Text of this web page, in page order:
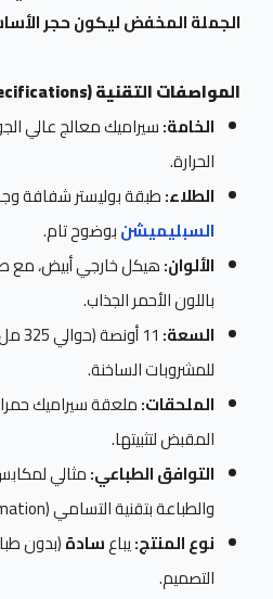
الجملة المخفض ليكون حجر
المواصفات التقنية (Technical Specifications)
الخامة:
الحرارة.
الطلاء:طبقة بوليستر شفافة
السبليميشنبوضوح تام.
الألوان:هيكل خارجي أبيض، مع
باللون الأحمر الجذاب.
السعة:
11
للمشروبات الساخنة.
الملحقات:ملعقة سيراميك
المقبض لتثبيتها.
التوافق الطباعي:مثالي
والطباعة بتقنية التسامي (Sublimation).
نوع المنتج:يباعسادة(بدون
التصميم.